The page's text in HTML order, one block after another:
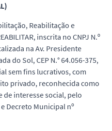
Reabilitação e
inscrita no CNPJ N.º
na Av. Presidente
do Sol, CEP N.° 64.056-375,
sem fins lucrativos, com
privado, reconhecida como
interesse social, pelo
Decreto Municipal nº